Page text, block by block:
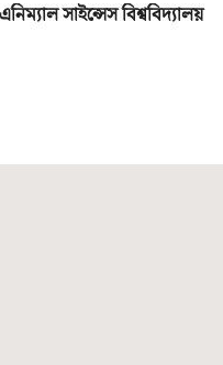
সাইন্সেস বিশ্ববিদ্যালয়